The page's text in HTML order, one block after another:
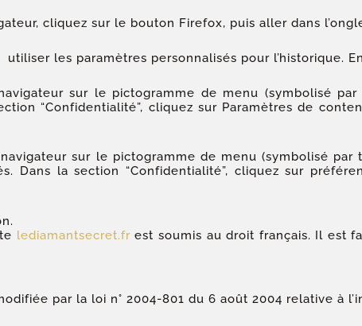
cliquez sur le bouton Firefox, puis aller dans
les paramètres personnalisés pour l’historique.
sur le pictogramme de menu (symbolisé par
“Confidentialité”, cliquez sur Paramètres de
sur le pictogramme de menu (symbolisé par
Dans la section “Confidentialité”, cliquez sur
lediamantsecret.frest soumis au droit français. Il est
par la loi n° 2004-801 du 6 août 2004 relative à